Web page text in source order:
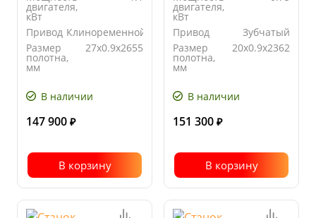
двигателя,
кВт
Привод Клиноременной
Размер
полотна,
мм
27x0.9x2655
поворота
В наличии
147 900 ₽
В корзину
двигателя,
кВт
Привод
Зубчатый
Размер
полотна,
мм
20x0.9x2362
поворота
В наличии
151 300 ₽
В корзину